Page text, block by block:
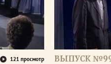
121 просмотр ВЫПУСК